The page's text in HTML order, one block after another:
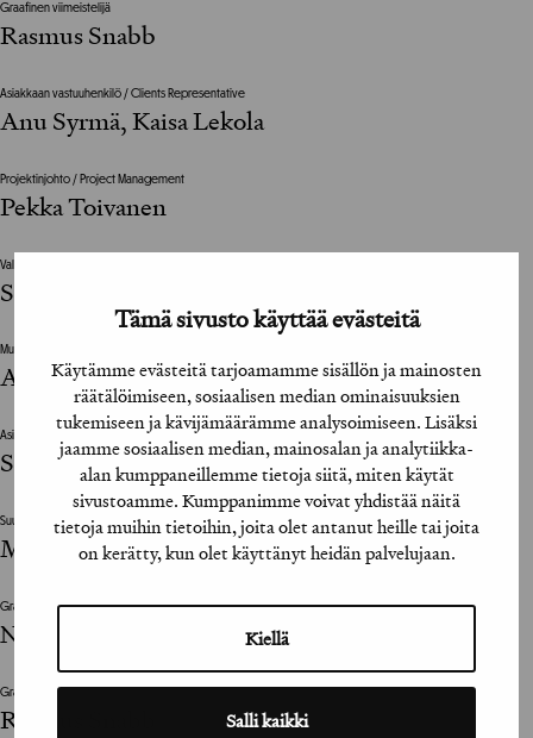
Tämä sivusto käyttää evästeitä
Käytämme evästeitä tarjoamamme sisällön ja mainosten
räätälöimiseen, sosiaalisen median ominaisuuksien
tukemiseen ja kävijämäärämme analysoimiseen. Lisäksi
jaamme sosiaalisen median, mainosalan ja analytiikka-
alan kumppaneillemme tietoja siitä, miten käytät
sivustoamme. Kumppanimme voivat yhdistää näitä
tietoja muihin tietoihin, joita olet antanut heille tai joita
on kerätty, kun olet käyttänyt heidän palvelujaan.
Kiellä
Salli kaikki
Graafinen viimeistelijä
Rasmus Snabb
Asiakkaan vastuuhenkilö / Clients Representative
Anu Syrmä, Kaisa Lekola
Projektinjohto / Project Management
Pekka Toivanen
Valokuvat / Photographs
Sami Repo
Muut suunnitteluun vaikuttaneet henkilöt / The design was also influenced by
Aleksi Perälä, Mikko Reponen, Saku Sysiö
Asiakas / Client
Sis. Deli Café
Suunnittelutoimisto / Design Agency
Muotohiomo
Graafinen suunnittelija
Noa Bembibre, Aki Suvanto, Rasmus Snabb
Graafinen viimeistelijä
Rasmus Snabb